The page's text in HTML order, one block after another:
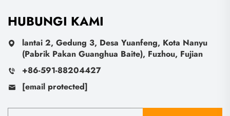
HUBUNGI KAMI
lantai 2, Gedung 3, Desa Yuanfeng, Kota Nanyu
(Pabrik Pakan Guanghua Baite), Fuzhou, Fujian
+86-591-88204427
[email protected]